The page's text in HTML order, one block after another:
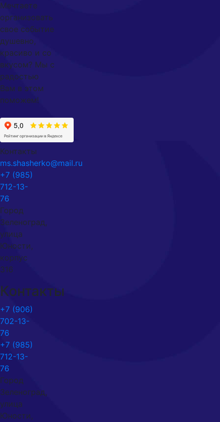
Мечтаете
организовать
свое событие
душевно,
красиво и со
вкусом? Мы с
радостью
Вам в этом
поможем!
Контакты
ms.shasherko@mail.ru
+7 (985)
712-13-
76
Город
Зеленоград,
улица
Юности,
корпус
316
Контакты
+7 (906)
702-13-
76
+7 (985)
712-13-
76
Город
Зеленоград,
улица
Юности,